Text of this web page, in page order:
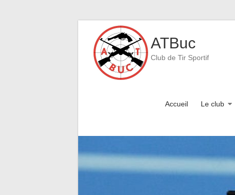
content
ATBuc
Club de Tir Sportif
Accueil Le club